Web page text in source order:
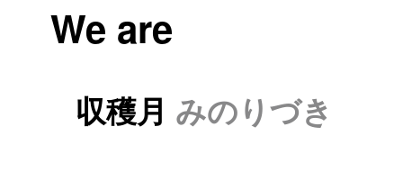
We are
収穫月 みのりづき